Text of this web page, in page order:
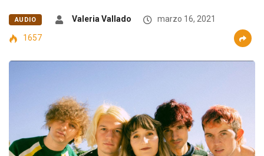
AUDIO Valeria Vallado
marzo 16, 2021
1657